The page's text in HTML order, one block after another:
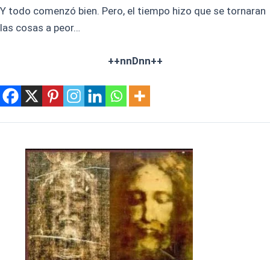
Y todo comenzó bien. Pero, el tiempo hizo que se tornaran
las cosas a peor…
++nnDnn++